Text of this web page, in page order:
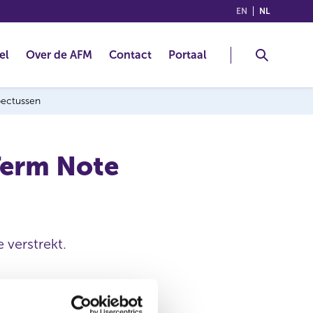
EN (ENGLISH)
NL
Over de AFM Contact Portaal
Note
verstrekt.